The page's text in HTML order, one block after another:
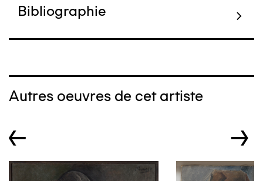
Bibliographie
Autres oeuvres de cet artiste
← →